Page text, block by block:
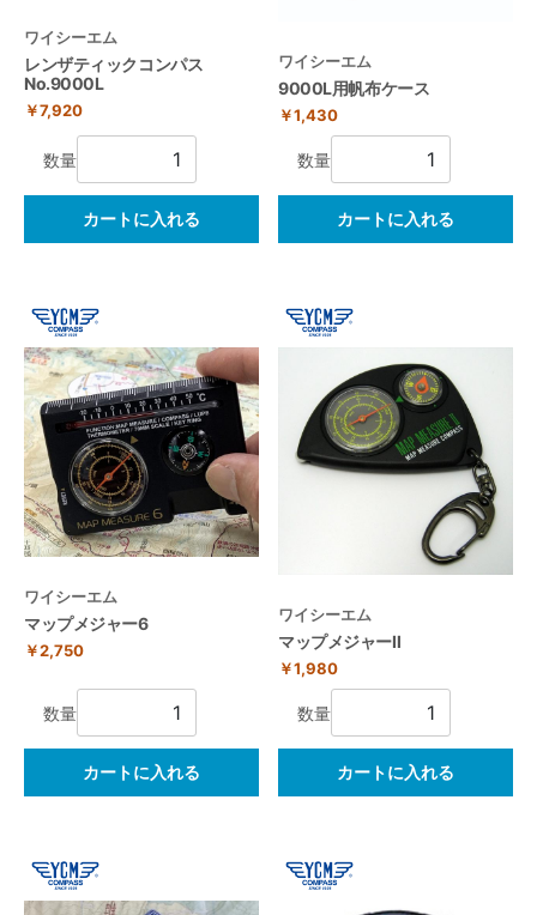
ワイシーエム
レンザティックコンパス
No.9000L
￥7,920
数量
カートに入れる
ワイシーエム
9000L用帆布ケース
￥1,430
数量
カートに入れる
ワイシーエム
マップメジャー6
￥2,750
数量
カートに入れる
ワイシーエム
マップメジャーⅡ
￥1,980
数量
カートに入れる